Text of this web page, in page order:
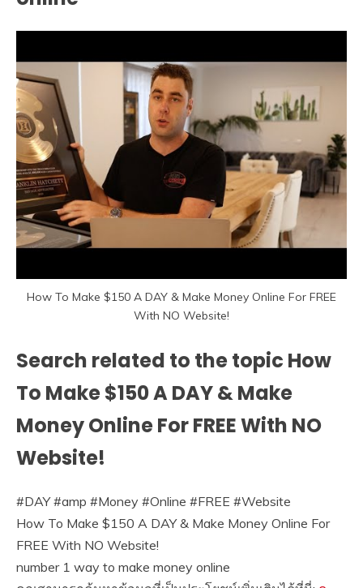
How To Make $150 A DAY & Make Money Online For FREE
With NO Website!
Search related to the topic How
To Make $150 A DAY & Make
Money Online For FREE With NO
Website!
#DAY #amp #Money #Online #FREE #Website
How To Make $150 A DAY & Make Money Online For
FREE With NO Website!
number 1 way to make money online